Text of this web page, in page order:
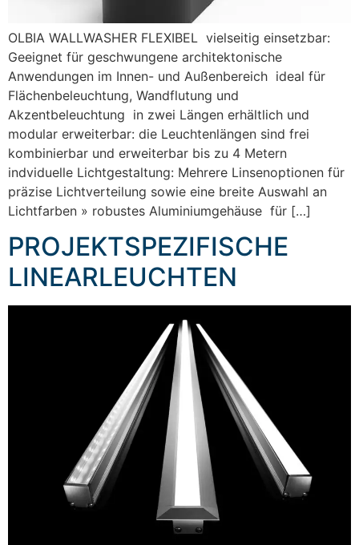
OLBIA WALLWASHER FLEXIBEL vielseitig einsetzbar:
Geeignet für geschwungene architektonische
Anwendungen im Innen- und Außenbereich ideal für
Flächenbeleuchtung, Wandflutung und
Akzentbeleuchtung in zwei Längen erhältlich und
modular erweiterbar: die Leuchtenlängen sind frei
kombinierbar und erweiterbar bis zu 4 Metern
indviduelle Lichtgestaltung: Mehrere Linsenoptionen für
präzise Lichtverteilung sowie eine breite Auswahl an
Lichtfarben » robustes Aluminiumgehäuse für […]
PROJEKTSPEZIFISCHE
LINEARLEUCHTEN